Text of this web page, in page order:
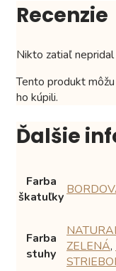
Recenzie
Nikto zatiaľ
Tento produkt
ho kúpili.
Ďalšie
Farba
škatuľky
Farba
stuhy
ZELENÁ,